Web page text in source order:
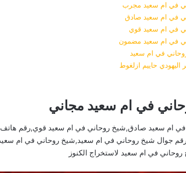
في ام سعيد مجرب
في ام سعيد صادق
في ام سعيد قوي
في ام سعيد مضمون
في ام سعيد
اليهودي حاييم ازلغوط
في ام سعيد مجاني
ام سعيد صادق,شيخ روحاني في ام سعيد قوي,رقم
جوال شيخ روحاني في ام سعيد,شيخ روحاني في ام
في ام سعيد لاستخراج الكنوز